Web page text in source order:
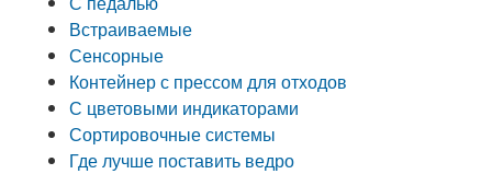
Встраиваемые
Сенсорные
Контейнер с прессом для отходов
С цветовыми индикаторами
Сортировочные системы
Где лучше поставить ведро